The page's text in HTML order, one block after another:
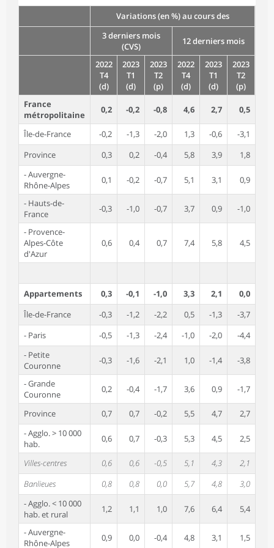
Variations (en %) au cours des
3 derniers mois
(CVS)
12 derniers mois
2022
T4
(d)
2023
T1
(d)
2023
T2
(p)
2022
T4
(d)
2023
T1
(d)
2023
T2
(p)
France
métropolitaine
0,2 -0,2 -0,8 4,6 2,7 0,5
Île-de-France -0,2 -1,3 -2,0 1,3 -0,6
-3,1
Province
0,3 0,2 -0,4 5,8 3,9
1,8
- Auvergne-
Rhône-Alpes
0,1 -0,2 -0,7 5,1 3,1 0,9
- Hauts-de-
France
-0,3 -1,0 -0,7 3,7 0,9 -1,0
- Provence-
Alpes-Côte
d'Azur
0,6 0,4 0,7 7,4 5,8 4,5
Appartements 0,3 -0,1 -1,0 3,3 2,1
0,0
Île-de-France
-0,3 -1,2 -2,2 0,5 -1,3
-3,7
- Paris
-0,5 -1,3 -2,4 -1,0 -2,0
-4,4
- Petite
Couronne
-0,3 -1,6 -2,1 1,0 -1,4 -3,8
- Grande
Couronne
0,2 -0,4 -1,7 3,6 0,9 -1,7
Province 0,7 0,7 -0,2 5,5 4,7
2,7
- Agglo. > 10 000
hab.
0,6 0,7 -0,3 5,3 4,5 2,5
Villes-centres 0,6 0,6 -0,5 5,1 4,3
2,1
Banlieues
0,8 0,8 0,0 5,7 4,8
3,0
- Agglo. < 10 000
hab. et rural
1,2 1,1 1,0 7,6 6,4 5,4
- Auvergne-
Rhône-Alpes
0,9 0,0 -0,4 4,8 3,1 1,5